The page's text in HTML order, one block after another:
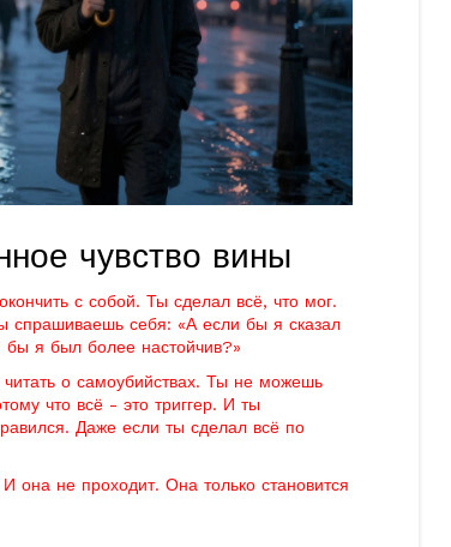
чувство вины
с собой. Ты сделал всё, что мог.
себя: «А если бы я сказал
я был более настойчив?»
о самоубийствах. Ты не можешь
что всё - это триггер. И ты
Даже если ты сделал всё по
она не проходит. Она только становится